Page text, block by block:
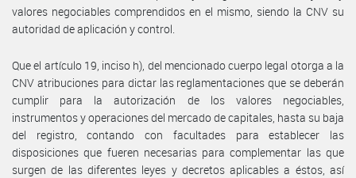
valores negociables comprendidos en el mismo, siendo la CNV su
autoridad de aplicación y control.
Que el artículo 19, inciso h), del mencionado cuerpo legal otorga a la
CNV atribuciones para dictar las reglamentaciones que se deberán
cumplir para la autorización de los valores negociables,
instrumentos y operaciones del mercado de capitales, hasta su baja
del registro, contando con facultades para establecer las
disposiciones que fueren necesarias para complementar las que
surgen de las diferentes leyes y decretos aplicables a éstos, así